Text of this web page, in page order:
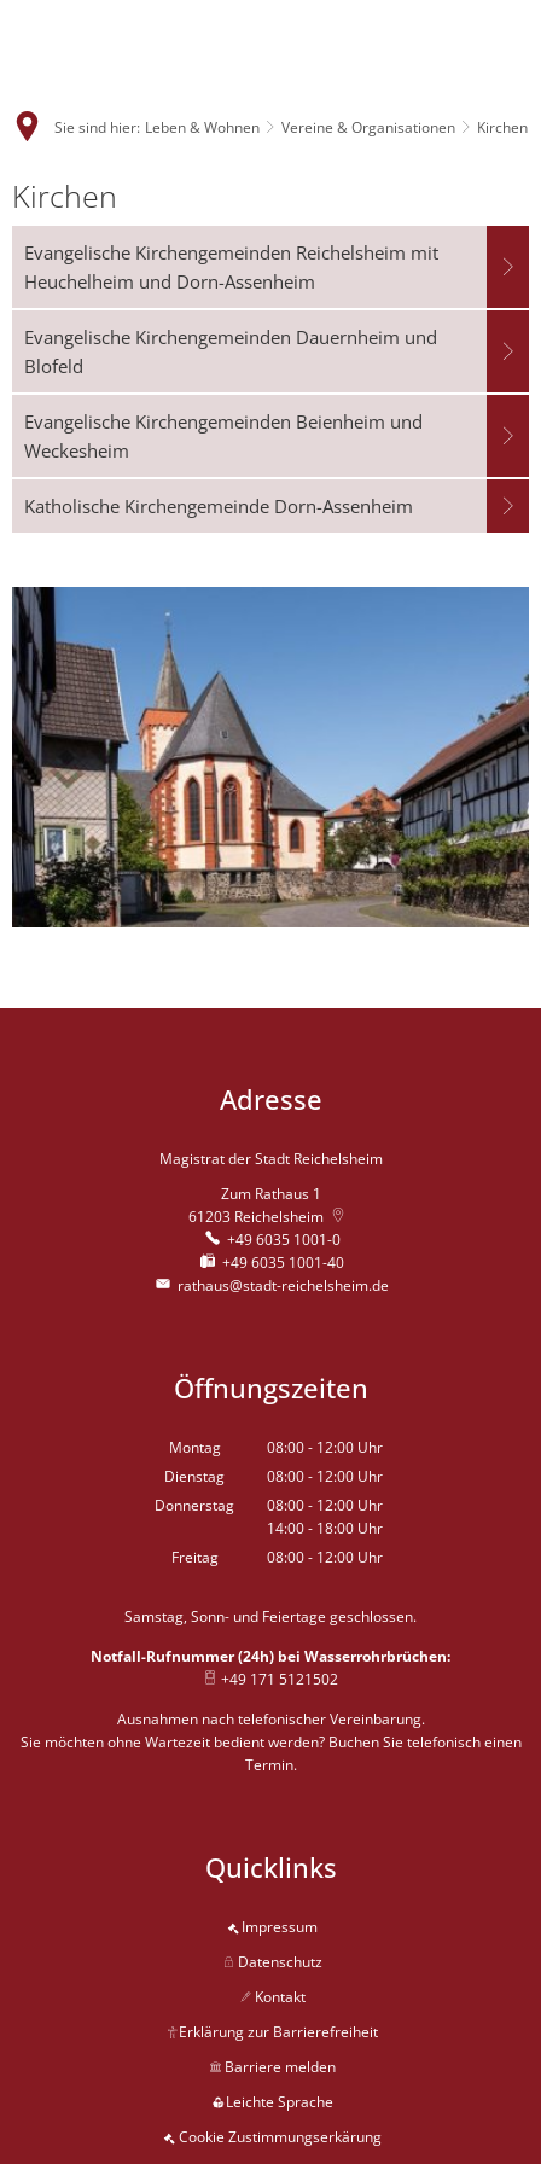
Sie sind hier: Leben & Wohnen Vereine & Organisationen Kirchen
Kirchen
Evangelische Kirchengemeinden Reichelsheim mit
Heuchelheim und Dorn-Assenheim
Evangelische Kirchengemeinden Dauernheim und
Blofeld
Evangelische Kirchengemeinden Beienheim und
Weckesheim
Katholische Kirchengemeinde Dorn-Assenheim
Adresse
Magistrat der Stadt Reichelsheim
Zum Rathaus 1
61203 Reichelsheim
+49 6035 1001-0
+49 6035 1001-40
rathaus@stadt-reichelsheim.de
Öffnungszeiten
Montag 08:00- 12:00 Uhr
Von 08:00 bis 12:00 Uhr
Dienstag 08:00- 12:00 Uhr
Von 08:00 bis 12:00 Uhr
Donnerstag 08:00- 12:00 Uhr
Von 08:00 bis 12:00 Uhr
14:00- 18:00 Uhr
Von 14:00 bis 18:00 Uhr
Freitag 08:00- 12:00 Uhr
Samstag, Sonn- und Feiertage geschlossen.
Notfall-Rufnummer (24h) bei Wasserrohrbrüchen:
+49 171 5121502
Ausnahmen nach telefonischer Vereinbarung.
Sie möchten ohne Wartezeit bedient werden? Buchen Sie telefonisch einen
Termin.
Quicklinks
Impressum
Datenschutz
Kontakt
Erklärung zur Barrierefreiheit
Barriere melden
Leichte Sprache
Cookie Zustimmungserkärung